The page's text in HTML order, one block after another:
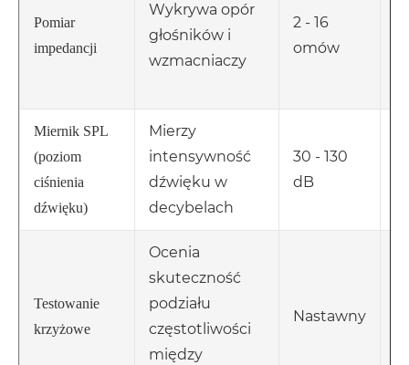
Pomiar
impedancji
Wykrywa opór
głośników i
wzmacniaczy
2 - 16
omów
Miernik SPL
(poziom
ciśnienia
dźwięku)
Mierzy
intensywność
dźwięku w
decybelach
30 - 130
dB
Testowanie
krzyżowe
Ocenia
skuteczność
podziału
częstotliwości
między
Nastawny